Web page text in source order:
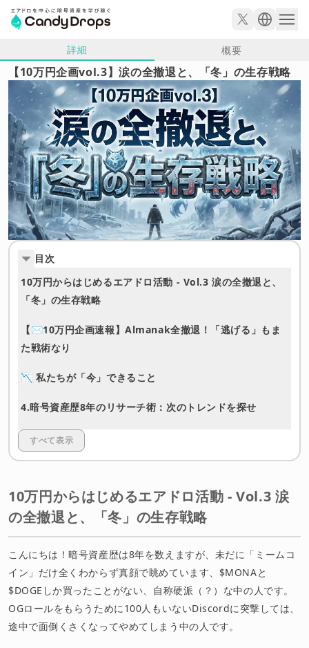
詳細 概要
【10万円企画vol.3】涙の全撤退と、「冬」の生存戦略
目次
10万円からはじめるエアドロ活動 - Vol.3 涙の全撤退と、
「冬」の生存戦略
【✉️10万円企画速報】Almanak全撤退！「逃げる」もま
た戦術なり
📉 私たちが「今」できること
4.暗号資産歴8年のリサーチ術：次のトレンドを探せ
🌾 まとめ：退屈な「冬」を越えて、爆益の「春」へ
すべて表示
10万円からはじめるエアドロ活動 - Vol.3 涙
の全撤退と、「冬」の生存戦略
こんにちは！暗号資産歴は8年を数えますが、未だに「ミームコ
イン」だけ全くわからず真顔で眺めています、$MONAと
$DOGEしか買ったことがない、自称硬派（？）な中の人です。
OGロールをもらうために100人もいないDiscordに突撃しては、
途中で面倒くさくなってやめてしまう中の人です。